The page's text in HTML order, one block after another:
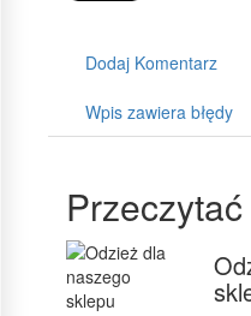
Dodaj Komentarz
Wpis zawiera błędy